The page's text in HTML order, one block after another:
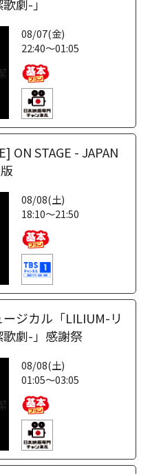
劇-」
08/07(金)
22:40～01:05
ON STAGE - JAPAN
08/08(土)
18:10～21:50
ジカル「LILIUM-リ
歌劇-」感謝祭
08/08(土)
01:05～03:05